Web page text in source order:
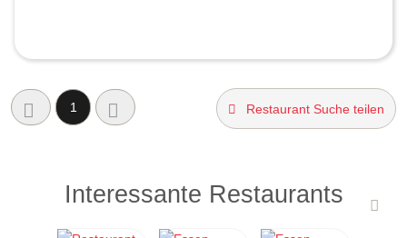
1 Restaurant Suche teilen
Interessante Restaurants